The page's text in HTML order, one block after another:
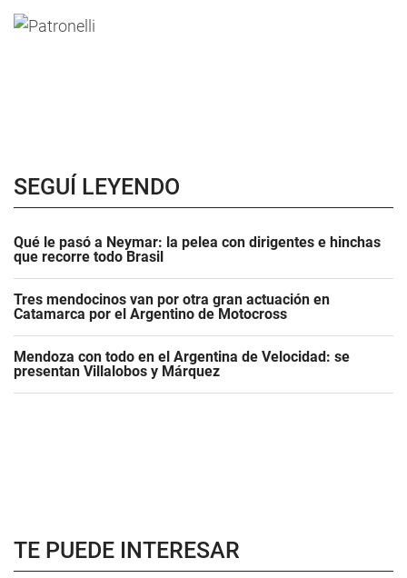
SEGUÍ LEYENDO
Qué le pasó a Neymar: la pelea con dirigentes e hinchas
que recorre todo Brasil
Tres mendocinos van por otra gran actuación en
Catamarca por el Argentino de Motocross
Mendoza con todo en el Argentina de Velocidad: se
presentan Villalobos y Márquez
TE PUEDE INTERESAR